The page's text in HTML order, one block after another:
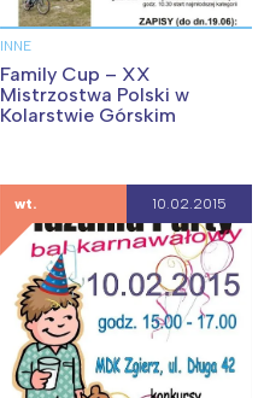
INNE
Family Cup – XX
Mistrzostwa Polski w
Kolarstwie Górskim
wt. 10.02.2015